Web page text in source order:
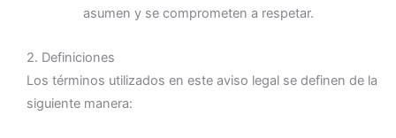
asumen y se comprometen a respetar.
2. Definiciones
Los términos utilizados en este aviso legal se definen de la
siguiente manera: